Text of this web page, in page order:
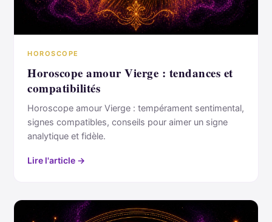
HOROSCOPE
Horoscope amour Vierge : tendances et
compatibilités
Horoscope amour Vierge : tempérament sentimental,
signes compatibles, conseils pour aimer un signe
analytique et fidèle.
Lire l'article →